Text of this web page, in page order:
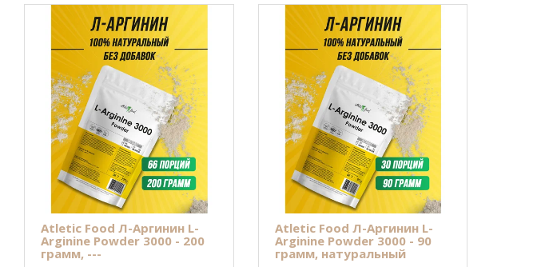
Atletic Food Л-Аргинин L-
Arginine Powder 3000 - 200
грамм, ---
Atletic Food Л-Аргинин L-
Arginine Powder 3000 - 90
грамм, натуральный